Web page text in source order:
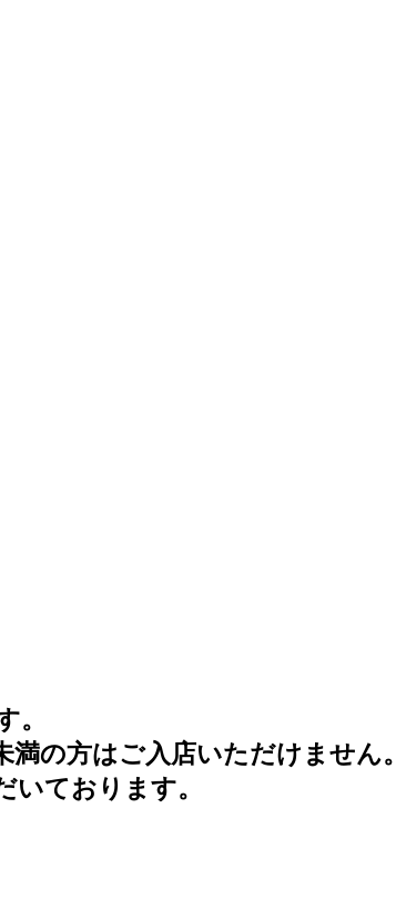
。
の方はご入店いただけません。
ております。